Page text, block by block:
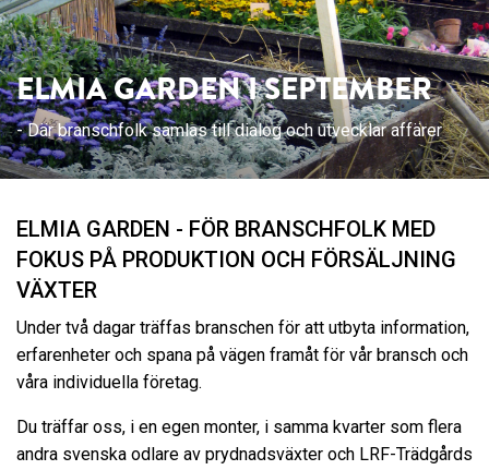
ELMIA GARDEN I SEPTEMBER
- Där branschfolk samlas till dialog och utvecklar affärer
ELMIA GARDEN - FÖR BRANSCHFOLK MED
FOKUS PÅ PRODUKTION OCH FÖRSÄLJNING
VÄXTER
Under två dagar träffas branschen för att utbyta information,
erfarenheter och spana på vägen framåt för vår bransch och
våra individuella företag.
Du träffar oss, i en egen monter, i samma kvarter som flera
andra svenska odlare av prydnadsväxter och LRF-Trädgårds